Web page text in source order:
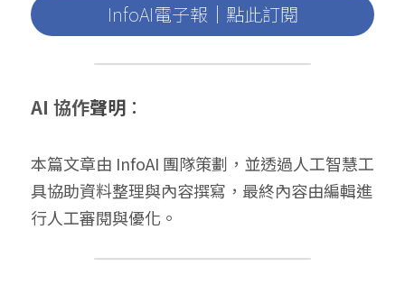
InfoAI電子報｜點此訂閱
AI 協作聲明 ：
本篇文章由 InfoAI 團隊策劃，並透過人工智慧工
具協助資料整理與內容撰寫，最終內容由編輯進
行人工審閱與優化。